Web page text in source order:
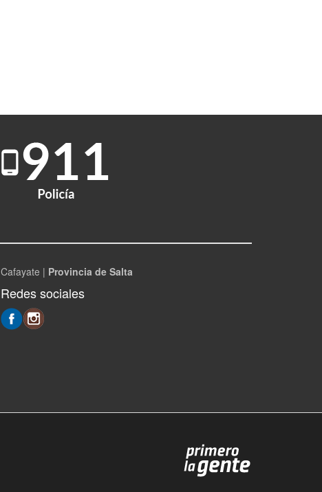
Cafayate | Provincia de Salta
Redes sociales